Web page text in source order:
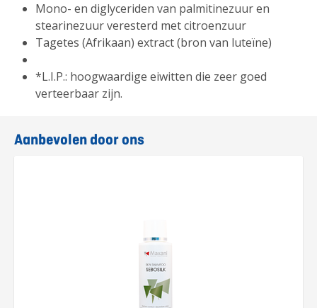
Mono- en diglyceriden van palmitinezuur en
stearinezuur veresterd met citroenzuur
Tagetes (Afrikaan) extract (bron van luteïne)
*L.I.P.: hoogwaardige eiwitten die zeer goed
verteerbaar zijn.
Aanbevolen door ons